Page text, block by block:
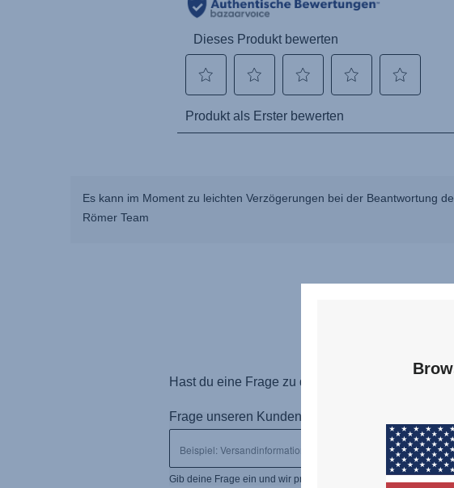
Es kann im Moment zu leichten Verzögerungen bei der Beantwortung
Römer Team